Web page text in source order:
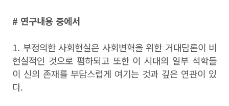
# 연구내용 중에서
1. 부정의한 사회현실은 사회변혁을 위한 거대담론이 비
현실적인 것으로 폄하되고 또한 이 시대의 일부 석학들
이 신의 존재를 부담스럽게 여기는 것과 깊은 연관이 있
다.